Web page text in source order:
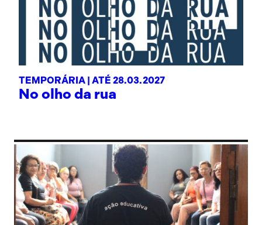
TEMPORÁRIA | ATÉ 28.03.2027
No olho da rua